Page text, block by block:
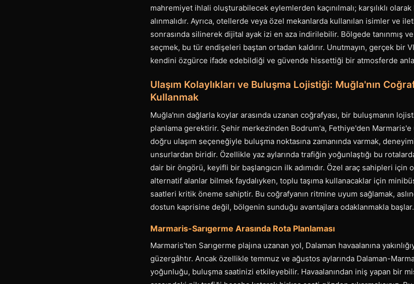
mahremiyet ihlali oluşturabilecek eylemlerden kaçınılmalı; karşılıklı olarak
alınmalıdır. Ayrıca, otellerde veya özel mekanlarda kullanılan isimler ve
sonrasında silinerek dijital ayak izi en aza indirilebilir. Bölgede tanınmış
seçmek, bu tür endişeleri baştan ortadan kaldırır. Unutmayın, gerçek bir
kendini özgürce ifade edebildiği ve güvende hissettiği bir atmosferde
Ulaşım Kolaylıkları ve Buluşma Lojistiği: Muğla'nın
Kullanmak
Muğla'nın dağlarla koylar arasında uzanan coğrafyası, bir buluşmanın
planlama gerektirir. Şehir merkezinden Bodrum'a, Fethiye'den
doğru ulaşım seçeneğiyle buluşma noktasına zamanında varmak,
unsurlardan biridir. Özellikle yaz aylarında trafiğin yoğunlaştığı bu
dair bir öngörü, keyifli bir başlangıcın ilk adımıdır. Özel araç sahipleri için
alternatif alanlar bilmek faydalıyken, toplu taşıma kullanacaklar için
saatleri kritik öneme sahiptir. Bu coğrafyanın ritmine uyum sağlamak,
dostun kaprisine değil, bölgenin sunduğu avantajlara odaklanmakla başlar.
Marmaris-Sarıgerme Arasında Rota Planlaması
Marmaris'ten Sarıgerme plajına uzanan yol, Dalaman havaalanına
güzergâhtır. Ancak özellikle temmuz ve ağustos aylarında Dalaman-
yoğunluğu, buluşma saatinizi etkileyebilir. Havaalanından iniş yapan bir